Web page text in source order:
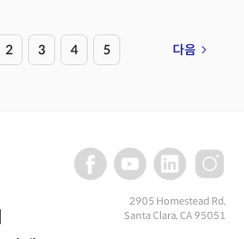
2 3 4 5 다음
2905 Homestead Rd,
Santa Clara, CA 95051